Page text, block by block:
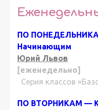
ПО
Начинающим
Юрий Львов
[еженедельно]
Серия классов
ПО ВТОРНИКАМ —